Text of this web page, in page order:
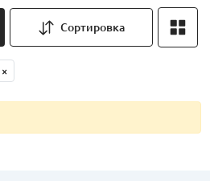
Сортировка
×